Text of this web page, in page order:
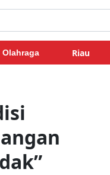
Olahraga Riau